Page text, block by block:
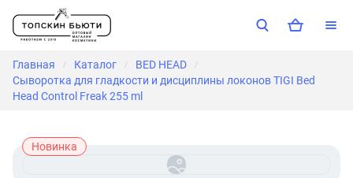
Главная / Каталог / BED HEAD /
Сыворотка для гладкости и дисциплины локонов TIGI Bed
Head Control Freak 255 ml
Новинка